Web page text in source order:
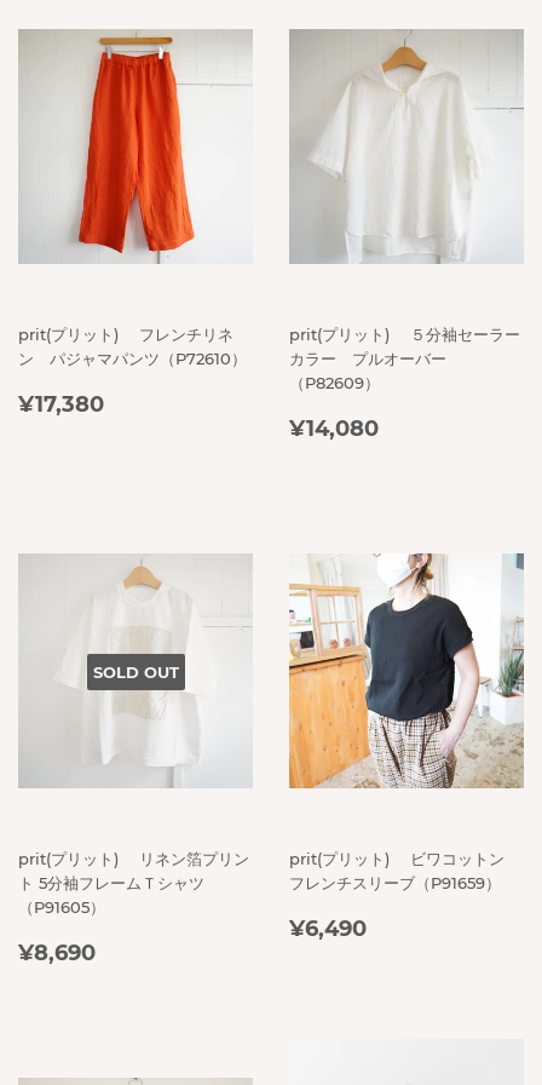
prit(プリット) フレンチリネ
ン パジャマパンツ（P72610）
REGULAR
¥17,380
prit(プリット) ５分袖セーラー
カラー プルオーバー
（P82609）
REGULAR
¥14,080
SOLD OUT
prit(プリット) リネン箔プリン
ト 5分袖フレームＴシャツ
（P91605）
REGULAR
¥8,690
prit(プリット) ビワコットン
フレンチスリーブ（P91659）
REGULAR
¥6,490